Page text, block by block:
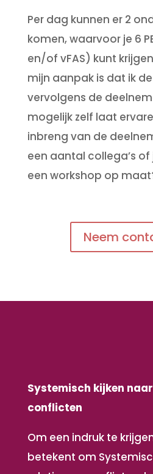
Per dag kunnen er 2
komen, waarvoor je 6
en/of vFAS) kunt
mijn aanpak is dat ik
vervolgens de
mogelijk zelf laat
inbreng van de
een aantal collega’s
een workshop op
Neem
Systemisch kijken
conflicten
Om een indruk te
betekent om